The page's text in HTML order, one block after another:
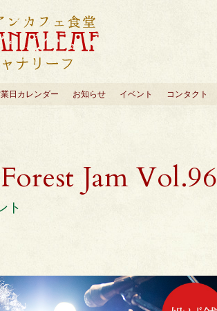
日カレンダー お知らせ イベント コンタクト
Forest Jam Vol.96
ト